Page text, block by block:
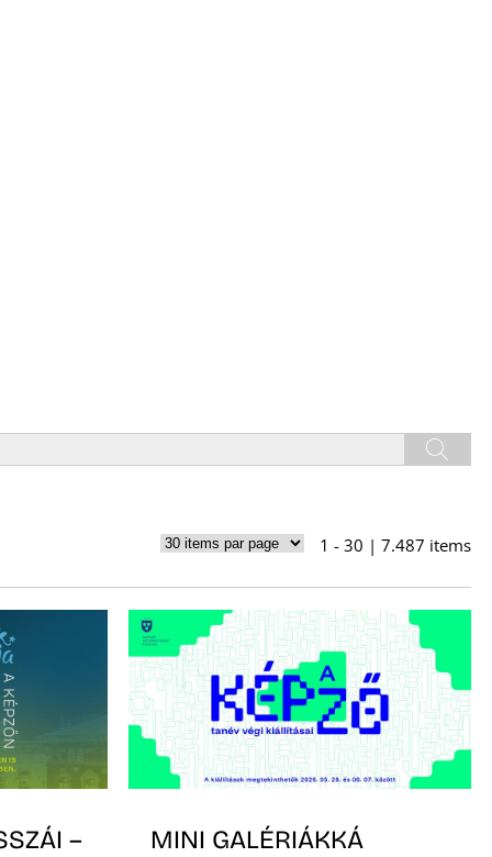
1 - 30 | 7.487 items
–
MINI GALÉRIÁKKÁ